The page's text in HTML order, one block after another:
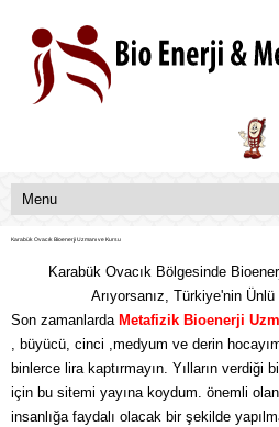
Karabük Ovacık Bioenerji Uzmanı ve Kursu
Karabük Ovacık Bölgesinde
Arıyorsanız, Türkiye'nin Ünlü
Son zamanlarda Metafizik Bioenerji
, büyücü, cinci ,medyum ve derin
binlerce lira kaptırmayın. Yılların verdiği
için bu sitemi yayına koydum. önemli
insanlığa faydalı olacak bir şekilde